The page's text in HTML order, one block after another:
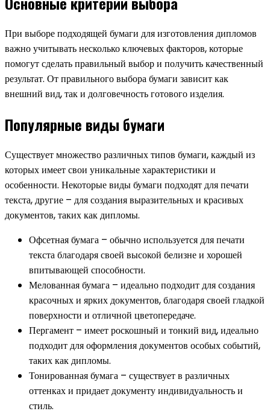
При выборе подходящей бумаги для изготовления дипломов
важно учитывать несколько ключевых факторов, которые
помогут сделать правильный выбор и получить качественный
результат. От правильного выбора бумаги зависит как
внешний вид, так и долговечность готового изделия.
Популярные виды бумаги
Существует множество различных типов бумаги, каждый из
которых имеет свои уникальные характеристики и
особенности. Некоторые виды бумаги подходят для печати
текста, другие – для создания выразительных и красивых
документов, таких как дипломы.
Офсетная бумага – обычно используется для печати
текста благодаря своей высокой белизне и хорошей
впитывающей способности.
Мелованная бумага – идеально подходит для создания
красочных и ярких документов, благодаря своей гладкой
поверхности и отличной цветопередаче.
Пергамент – имеет роскошный и тонкий вид, идеально
подходит для оформления документов особых событий,
таких как дипломы.
Тонированная бумага – существует в различных
оттенках и придает документу индивидуальность и
стиль.